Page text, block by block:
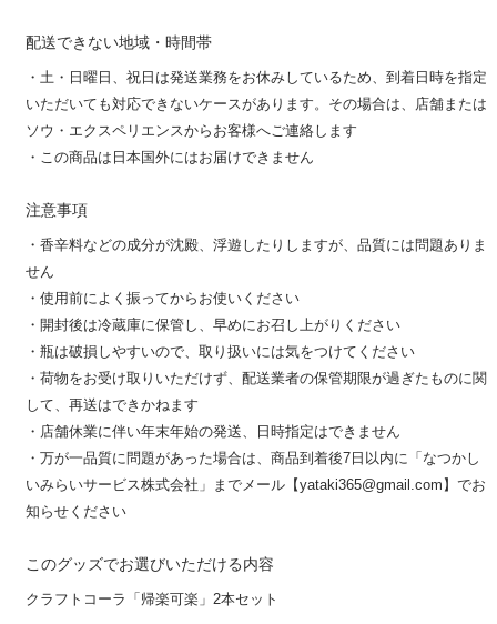
配送できない地域・時間帯
・土・日曜日、祝日は発送業務をお休みしているため、到着日時を指定
いただいても対応できないケースがあります。その場合は、店舗または
ソウ・エクスペリエンスからお客様へご連絡します
・この商品は日本国外にはお届けできません
注意事項
・香辛料などの成分が沈殿、浮遊したりしますが、品質には問題ありま
せん
・使用前によく振ってからお使いください
・開封後は冷蔵庫に保管し、早めにお召し上がりください
・瓶は破損しやすいので、取り扱いには気をつけてください
・荷物をお受け取りいただけず、配送業者の保管期限が過ぎたものに関
して、再送はできかねます
・店舗休業に伴い年末年始の発送、日時指定はできません
・万が一品質に問題があった場合は、商品到着後7日以内に「なつかし
いみらいサービス株式会社」までメール【yataki365@gmail.com】でお
知らせください
このグッズでお選びいただける内容
クラフトコーラ「帰楽可楽」2本セット